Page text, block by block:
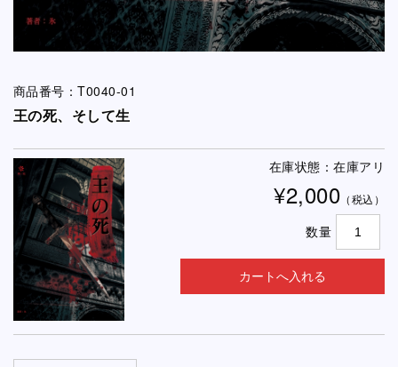
商品番号：T0040-01
王の死、そして生
在庫状態：在庫アリ
¥2,000 （税込）
数量